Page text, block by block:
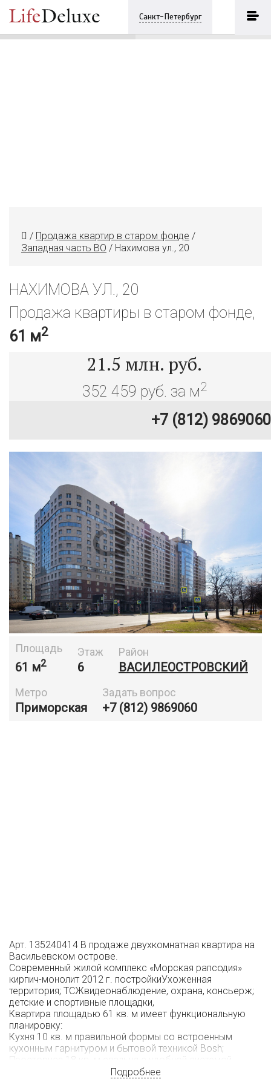
Санкт-Петербург
/ Продажа квартир в старом фонде /
Западная часть ВО / Нахимова ул., 20
НАХИМОВА УЛ., 20
Продажа квартиры в старом фонде,
61 м2
21.5 млн. руб.
352 459 руб. за м2
+7 (812) 9869060
Площадь
61 м2
Этаж
6
Район
ВАСИЛЕОСТРОВСКИЙ
Метро
Приморская
Задать вопрос
+7 (812) 9869060
Арт. 135240414 В продаже двухкомнатная квартира на
Васильевском острове.
Современный жилой комплекс «Морская рапсодия»
кирпич-монолит 2012 г. постройкиУхоженная
территория; ТСЖвидеонаблюдение, охрана, консьерж;
детские и спортивные площадки,
Квартира площадью 61 кв. м имеет функциональную
планировку:
Кухня 10 кв. м правильной формы со встроенным
кухонным гарнитуром и бытовой техникой Bosh;
Просторная 18 кв. м спальня с удобной системой
хранения; Детская комната 17 кв. м в нейтральных
Подробнее
Нахимова ул., 20
+7 (812) 9869060 ПОЗВОНИТЬ